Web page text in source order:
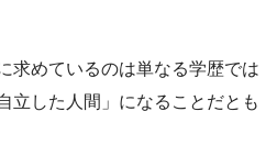
求めているのは単なる学歴では
立した人間」になることだとも